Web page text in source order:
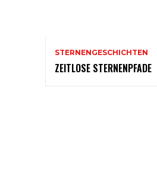
STERNENGESCHICHTEN
ZEITLOSE STERNENPFADE